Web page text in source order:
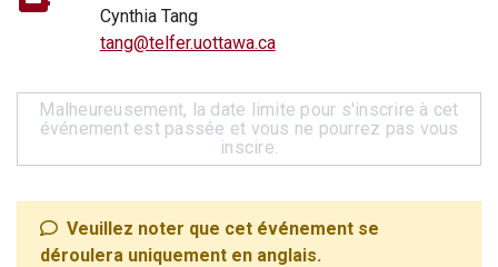
Cynthia Tang
tang@telfer.uottawa.ca
Malheureusement, la date limite pour s'inscrire à cet
événement est passée et vous ne pourrez pas vous
inscire.
Veuillez noter que cet événement se
déroulera uniquement en anglais.